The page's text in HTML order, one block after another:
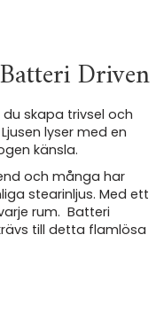
Driven
du skapa trivsel och
lyser med en
känsla.
och många har
stearinljus. Med ett
rum. Batteri
till detta flamlösa